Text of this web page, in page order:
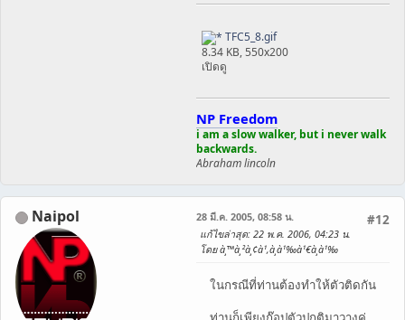
TFC5_8.gif
8.34 KB, 550x200
เปิดดู
NP Freedom
i am a slow walker, but i never walk
backwards.
Abraham lincoln
Naipol #12
28 มี.ค. 2005, 08:58 น.
แก้ไขล่าสุด: 22 พ.ค. 2006, 04:23 น.
โดย à¸™à¸²à¸¢à¹‚à¸­à¹‰à¹€à¸­à¹‰
ในกรณีที่ท่านต้องทำให้ตัวติดกัน